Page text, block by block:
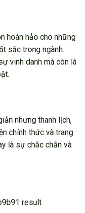
hoàn hảo cho những
sắc trong ngành.
vinh danh mà còn là
nhưng thanh lịch,
chính thức và trang
là sự chắc chắn và